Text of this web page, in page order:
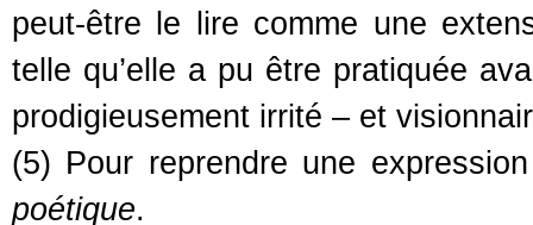
peut-être le lire comme une
telle qu’elle a pu être pratiquée
prodigieusement irrité – et
(5) Pour reprendre une
poétique.